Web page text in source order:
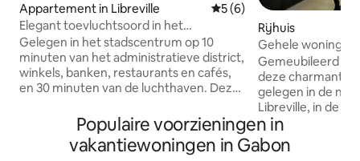
Appartement in Libreville Gemiddelde beoordeling
5 (6)
Elegant toevluchtsoord in het
stadscentrum! Enkama, Londen
Gelegen in het stadscentrum op 10
minuten van het administratieve district,
winkels, banken, restaurants en cafés,
en 30 minuten van de luchthaven. Deze
stedentrips Volledig uitgerust, je hoeft
alleen maar je koffers neer te zetten en
te genieten van je gezellige cocon. het
Rijhuis
Gehele woning 2
- Gabon
Gemeubileerd huis met
deze charmante
gelegen in de
Libreville, in de
de gemeente
rustige, veilige
en vervuiling. De accommodatie omvat:
Populaire voorzieningen in
vakantiewoningen in Gabon